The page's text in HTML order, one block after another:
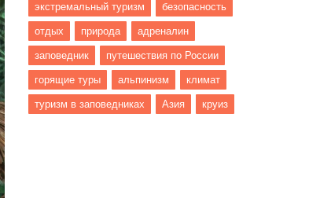
экстремальный туризм безопасность
отдых природа адреналин
заповедник путешествия по России
горящие туры альпинизм климат
туризм в заповедниках Азия круиз